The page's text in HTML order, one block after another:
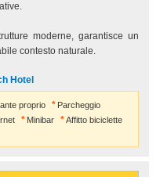
moderne, garantisce un
contesto naturale.
Hotel
proprio
Parcheggio
Minibar Affitto biciclette